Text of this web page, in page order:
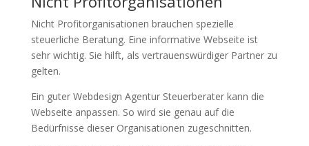
Nicht Profitorganisationen brauchen spezielle
steuerliche Beratung. Eine informative Webseite ist
sehr wichtig. Sie hilft, als vertrauenswürdiger Partner zu
gelten.
Ein guter Webdesign Agentur Steuerberater kann die
Webseite anpassen. So wird sie genau auf die
Bedürfnisse dieser Organisationen zugeschnitten.